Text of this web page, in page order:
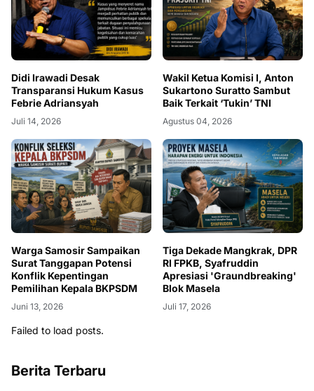
Didi Irawadi Desak
Transparansi Hukum Kasus
Febrie Adriansyah
Juli 14, 2026
Wakil Ketua Komisi I, Anton
Sukartono Suratto Sambut
Baik Terkait ‘Tukin’ TNI
Agustus 04, 2026
Warga Samosir Sampaikan
Surat Tanggapan Potensi
Konflik Kepentingan
Pemilihan Kepala BKPSDM
Juni 13, 2026
Tiga Dekade Mangkrak, DPR
RI FPKB, Syafruddin
Apresiasi 'Graundbreaking'
Blok Masela
Juli 17, 2026
Failed to load posts.
Berita Terbaru